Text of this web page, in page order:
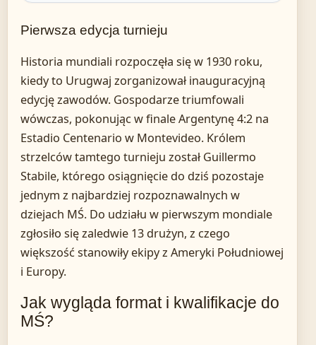
Pierwsza edycja turnieju
Historia mundiali rozpoczęła się w 1930 roku,
kiedy to Urugwaj zorganizował inauguracyjną
edycję zawodów. Gospodarze triumfowali
wówczas, pokonując w finale Argentynę 4:2 na
Estadio Centenario w Montevideo. Królem
strzelców tamtego turnieju został Guillermo
Stabile, którego osiągnięcie do dziś pozostaje
jednym z najbardziej rozpoznawalnych w
dziejach MŚ. Do udziału w pierwszym mondiale
zgłosiło się zaledwie 13 drużyn, z czego
większość stanowiły ekipy z Ameryki Południowej
i Europy.
Jak wygląda format i kwalifikacje do
MŚ?